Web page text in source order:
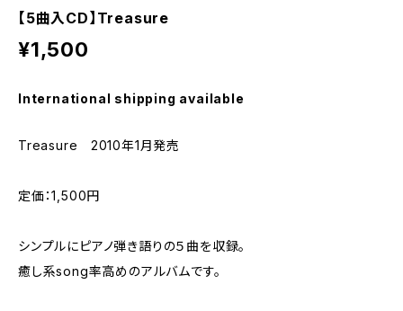
【5曲入CD】Treasure
¥1,500
International shipping available
Treasure 2010年1月発売
定価：1,500円
シンプルにピアノ弾き語りの５曲を収録。
癒し系song率高めのアルバムです。